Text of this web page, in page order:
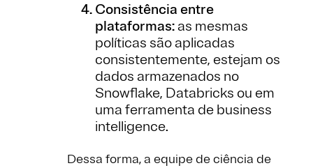
Consistência entre
plataformas: as mesmas
políticas são aplicadas
consistentemente, estejam os
dados armazenados no
Snowflake, Databricks ou em
uma ferramenta de business
intelligence.
Dessa forma, a equipe de ciência de